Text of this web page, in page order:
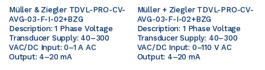
Müller & Ziegler TDVL-PRO-CV-
AVG-03-F-I-02+BZG
Description: 1 Phase Voltage
Transducer Supply: 40–300
VAC/DC Input: 0–1 A AC
Output: 4–20 mA
Müller + Ziegler TDVL-PRO-CV-
AVG-03-F-I-02+BZG
Description: 1 Phase Voltage
Transducer Supply: 40–300
VAC/DC Input: 0–110 V AC
Output: 4–20 mA